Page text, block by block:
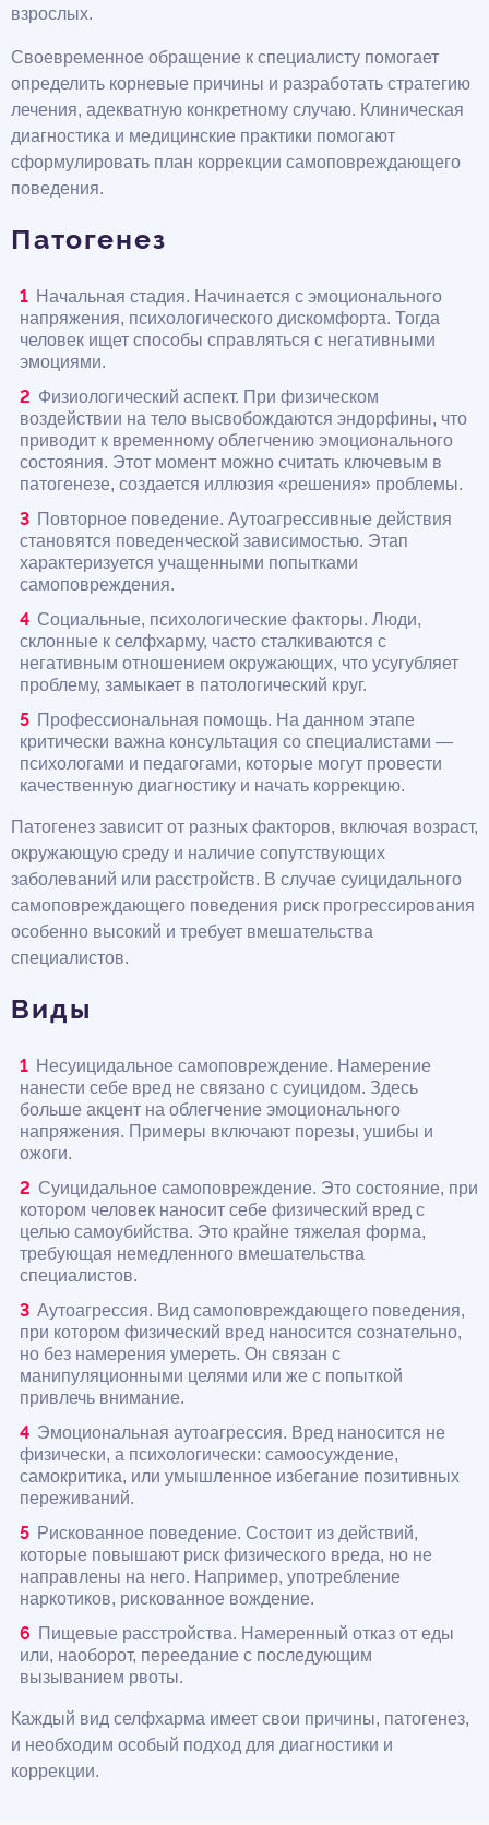
взрослых.
Своевременное обращение к специалисту помогает
определить корневые причины и разработать стратегию
лечения, адекватную конкретному случаю. Клиническая
диагностика и медицинские практики помогают
сформулировать план коррекции самоповреждающего
поведения.
Патогенез
Начальная стадия. Начинается с эмоционального
напряжения, психологического дискомфорта. Тогда
человек ищет способы справляться с негативными
эмоциями.
Физиологический аспект. При физическом
воздействии на тело высвобождаются эндорфины, что
приводит к временному облегчению эмоционального
состояния. Этот момент можно считать ключевым в
патогенезе, создается иллюзия «решения» проблемы.
Повторное поведение. Аутоагрессивные действия
становятся поведенческой зависимостью. Этап
характеризуется учащенными попытками
самоповреждения.
Социальные, психологические факторы. Люди,
склонные к селфхарму, часто сталкиваются с
негативным отношением окружающих, что усугубляет
проблему, замыкает в патологический круг.
Профессиональная помощь. На данном этапе
критически важна консультация со специалистами —
психологами и педагогами, которые могут провести
качественную диагностику и начать коррекцию.
Патогенез зависит от разных факторов, включая возраст,
окружающую среду и наличие сопутствующих
заболеваний или расстройств. В случае суицидального
самоповреждающего поведения риск прогрессирования
особенно высокий и требует вмешательства
специалистов.
Виды
Несуицидальное самоповреждение. Намерение
нанести себе вред не связано с суицидом. Здесь
больше акцент на облегчение эмоционального
напряжения. Примеры включают порезы, ушибы и
ожоги.
Суицидальное самоповреждение. Это состояние, при
котором человек наносит себе физический вред с
целью самоубийства. Это крайне тяжелая форма,
требующая немедленного вмешательства
специалистов.
Аутоагрессия. Вид самоповреждающего поведения,
при котором физический вред наносится сознательно,
но без намерения умереть. Он связан с
манипуляционными целями или же с попыткой
привлечь внимание.
Эмоциональная аутоагрессия. Вред наносится не
физически, а психологически: самоосуждение,
самокритика, или умышленное избегание позитивных
переживаний.
Рискованное поведение. Состоит из действий,
которые повышают риск физического вреда, но не
направлены на него. Например, употребление
наркотиков, рискованное вождение.
Пищевые расстройства. Намеренный отказ от еды
или, наоборот, переедание с последующим
вызыванием рвоты.
Каждый вид селфхарма имеет свои причины, патогенез,
и необходим особый подход для диагностики и
коррекции.